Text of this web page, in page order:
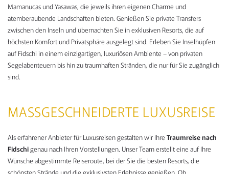
Mamanucas und Yasawas, die jeweils ihren eigenen Charme und
atemberaubende Landschaften bieten. Genießen Sie private Transfers
zwischen den Inseln und übernachten Sie in exklusiven Resorts, die auf
höchsten Komfort und Privatsphäre ausgelegt sind. Erleben Sie Inselhüpfen
auf Fidschi in einem einzigartigen, luxuriösen Ambiente – von privaten
Segelabenteuern bis hin zu traumhaften Stränden, die nur für Sie zugänglich
sind.
MASSGESCHNEIDERTE LUXUSREISE
Als erfahrener Anbieter für Luxusreisen gestalten wir Ihre Traumreise nach
Fidschigenau nach Ihren Vorstellungen. Unser Team erstellt eine auf Ihre
Wünsche abgestimmte Reiseroute, bei der Sie die besten Resorts, die
schönsten Strände und die exklusivsten Erlebnisse genießen. Ob